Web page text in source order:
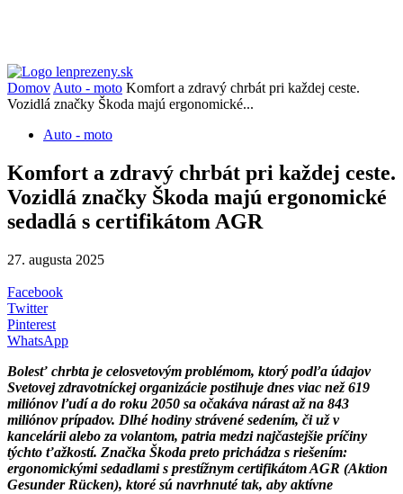
Domov Auto - moto Komfort a zdravý chrbát pri každej ceste.
Vozidlá značky Škoda majú ergonomické...
Auto - moto
Komfort a zdravý chrbát pri každej ceste.
Vozidlá značky Škoda majú ergonomické
sedadlá s certifikátom AGR
27. augusta 2025
Facebook
Twitter
Pinterest
WhatsApp
Bolesť chrbta je celosvetovým problémom, ktorý podľa údajov
Svetovej zdravotníckej organizácie postihuje dnes viac než 619
miliónov ľudí a do roku 2050 sa očakáva nárast až na 843
miliónov prípadov. Dlhé hodiny strávené sedením, či už v
kancelárii alebo za volantom, patria medzi najčastejšie príčiny
týchto ťažkostí. Značka Škoda preto prichádza s riešením:
ergonomickými sedadlami s prestížnym certifikátom AGR (Aktion
Gesunder Rücken), ktoré sú navrhnuté tak, aby aktívne